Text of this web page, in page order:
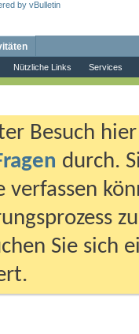
Nützliche Links Services
Besuch
durch.
verfassen
Sie sich